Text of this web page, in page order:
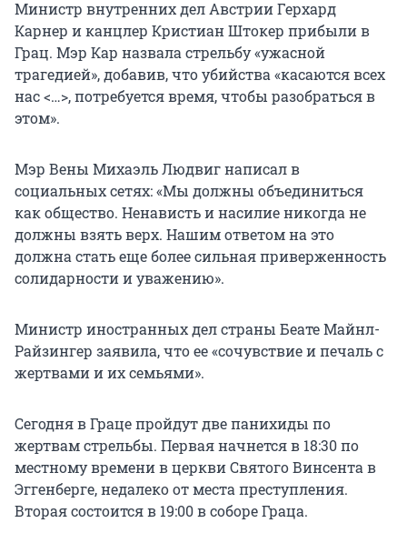
Министр внутренних дел Австрии Герхард
Карнер и канцлер Кристиан Штокер прибыли в
Грац. Мэр Кар назвала стрельбу «ужасной
трагедией», добавив, что убийства «касаются всех
нас <…>, потребуется время, чтобы разобраться в
этом».
Мэр Вены Михаэль Людвиг написал в
социальных сетях: «Мы должны объединиться
как общество. Ненависть и насилие никогда не
должны взять верх. Нашим ответом на это
должна стать еще более сильная приверженность
солидарности и уважению».
Министр иностранных дел страны Беате Майнл-
Райзингер заявила, что ее «сочувствие и печаль с
жертвами и их семьями».
Сегодня в Граце пройдут две панихиды по
жертвам стрельбы. Первая начнется в 18:30 по
местному времени в церкви Святого Винсента в
Эггенберге, недалеко от места преступления.
Вторая состоится в 19:00 в соборе Граца.